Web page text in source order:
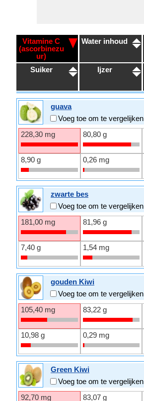
Vitamine C
(ascorbinezu
ur)
Water inhoud
Suiker Ijzer
guava
Voeg toe om te vergelijken
228,30 mg
80,80 g
8,90 g 0,26 mg
zwarte bes
Voeg toe om te vergelijken
181,00 mg
81,96 g
7,40 g 1,54 mg
gouden Kiwi
Voeg toe om te vergelijken
105,40 mg
83,22 g
10,98 g 0,29 mg
Green Kiwi
Voeg toe om te vergelijken
92,70 mg
83,07 g